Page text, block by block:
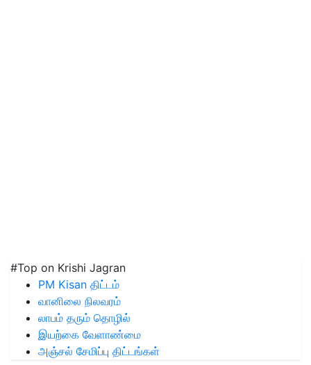
#Top on Krishi Jagran
PM Kisan திட்டம்
வானிலை நிலவரம்
லாபம் தரும் தொழில்
இயற்கை வேளாண்மை
அஞ்சல் சேமிப்பு திட்டங்கள்